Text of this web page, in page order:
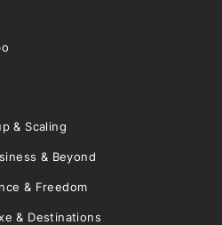
& Scaling
& Beyond
& Freedom
& Destinations